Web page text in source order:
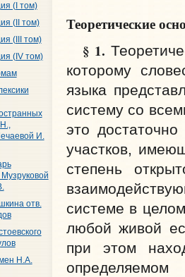
(I том)
(II том)
(III том)
(IV том)
И.
отв.
Н.А.
Теоретические
§ 1.
которому
языка
систему со
это
участков,
степень
системе в
любой живой
при этом